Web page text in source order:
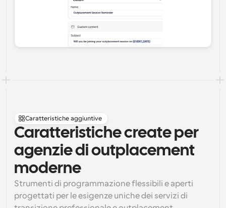
Caratteristiche aggiuntive
Caratteristiche create per
agenzie di outplacement
moderne
Strumenti di programmazione flessibili e aperti
progettati per le esigenze uniche dei servizi di